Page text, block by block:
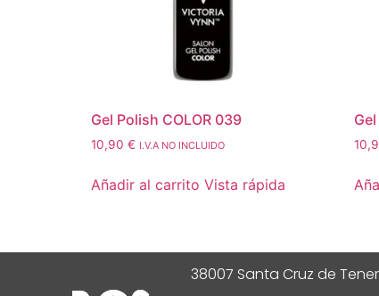
Gel Polish COLOR 039
10,90 € I.V.A NO INCLUIDO
Añadir al carrito Vista rápida
38007 Santa Cruz de